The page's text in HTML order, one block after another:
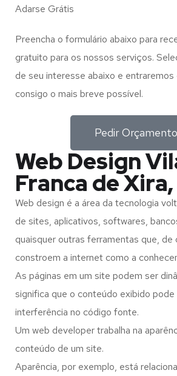
Adarse Grátis
Preencha o formulário abaixo para
gratuito para os nossos serviços.
de seu interesse abaixo e
consigo o mais breve possível.
Pedir Orçamento
Web Design
Franca de
Web design é a área da tecnologia
de sites, aplicativos, softwares,
quaisquer outras ferramentas que, de
constroem a internet como a
As páginas em um site podem ser
significa que o conteúdo exibido
interferência no código fonte.
Um web developer trabalha na
conteúdo de um site.
Aparência, por exemplo, está